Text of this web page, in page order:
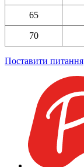
65
70
Поставити питання